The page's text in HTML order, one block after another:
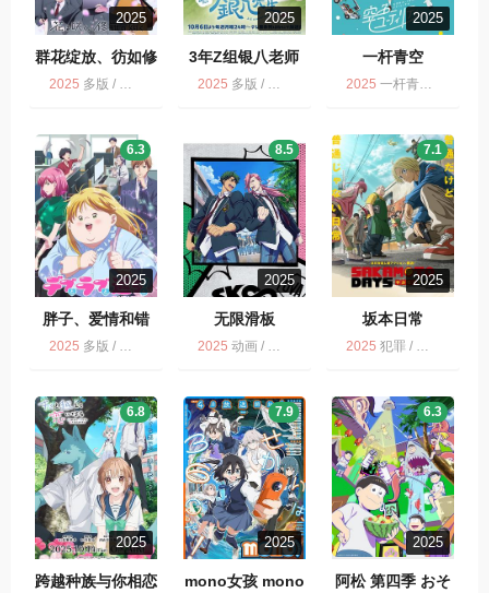
2025
群花绽放、彷如修
罗
2025 多版 / 动画 / 群花绽放、彷如修罗
2025
3年Z组银八老师
3年Z組銀八先生
2025 多版 / 动画
2025
一杆青空
2025 一杆青空 / 多版 / 动画
2025
胖子、爱情和错
误！
6.3
2025 多版 / 动画 / 胖子、爱情和错误！
2025
无限滑板
8.5
2025 动画 / 运动 / 多版
2025
坂本日常
7.1
2025 犯罪 / 惊悚 / 喜剧 / 动作 / 冒险 / 动画 / 多版
2025
跨越种族与你相恋
6.8
2025
mono女孩 mono
7.9
2025
阿松 第四季 おそ
6.3